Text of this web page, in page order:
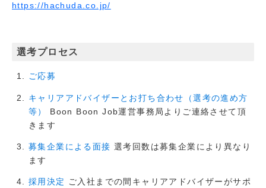
https://hachuda.co.jp/
選考プロセス
ご応募
キャリアアドバイザーとお打ち合わせ（選考の進め方
等）
Boon Boon Job運営事務局よりご連絡させて頂
きます
募集企業による面接 選考回数は募集企業により異なり
ます
採用決定 ご入社までの間キャリアアドバイザーがサポ